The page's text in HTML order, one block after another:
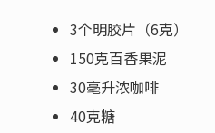
3个明胶片（6克）
150克百香果泥
30毫升浓咖啡
40克糖